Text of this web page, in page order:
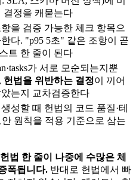
결정을 캐묻는다
을 검증 가능한 체크 항목으
다. "p95 5초" 같은 조항이 곧
트 한 줄이 된다
가 서로 모순되는지뿐
헌법을 위반하는 결정이 끼어
는지 교차검증한다
성할 때 헌법의 코드 품질·테
안 원칙을 적용 기준으로 삼는
헌법 한 줄이 나중에 수많은 체
폭됩니다. 반대로 헌법에서 빠